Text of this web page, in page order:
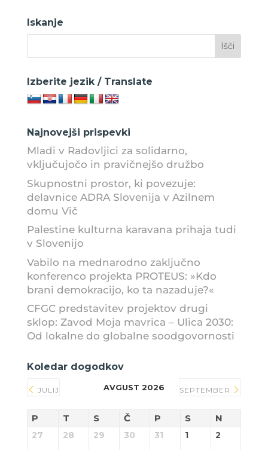
Iskanje
Izberite jezik / Translate
Najnovejši prispevki
Mladi v Radovljici za solidarno,
vključujočo in pravičnejšo družbo
Skupnostni prostor, ki povezuje:
delavnice ADRA Slovenija v Azilnem
domu Vič
Palestine kulturna karavana prihaja tudi
v Slovenijo
Vabilo na mednarodno zaključno
konferenco projekta PROTEUS: »Kdo
brani demokracijo, ko ta nazaduje?«
CFGC predstavitev projektov drugi
sklop: Zavod Moja mavrica – Ulica 2030:
Od lokalne do globalne soodgovornosti
Koledar dogodkov
JULIJ AVGUST 2026 SEPTEMBER
P T S Č P S N
27 28 29 30 31 1 2